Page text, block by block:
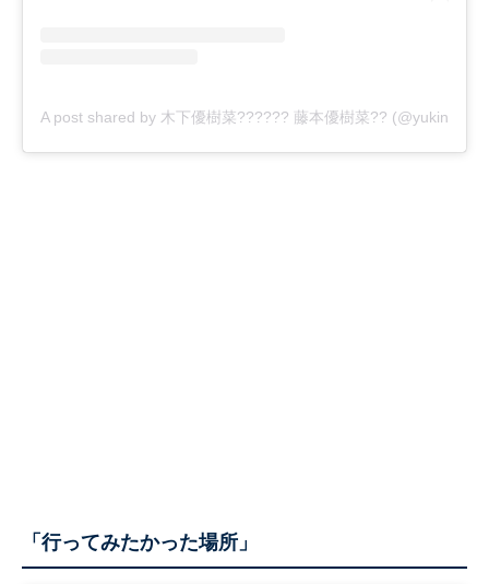
A post shared by 木下優樹菜?????? 藤本優樹菜??
「行ってみたかった場所」